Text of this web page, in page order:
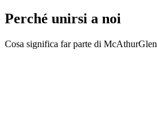
Perché unirsi a noi
Cosa significa far parte di McAthurGlen